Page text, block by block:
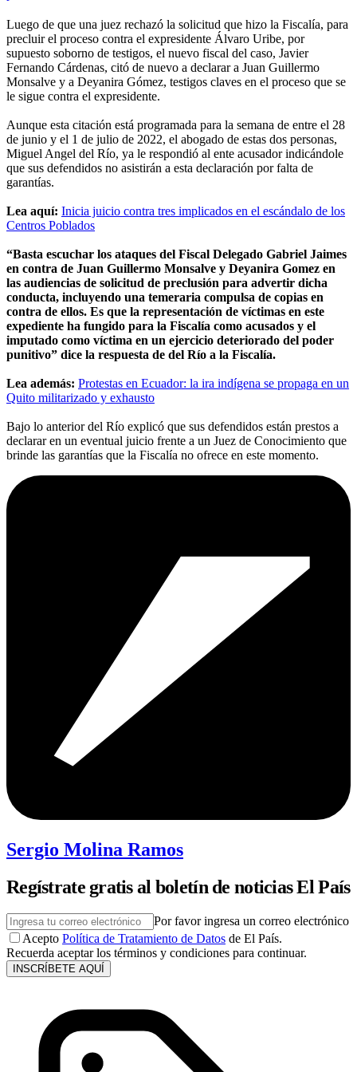
Luego de que una juez rechazó la solicitud que hizo la Fiscalía, para
precluir el proceso contra el expresidente Álvaro Uribe, por
supuesto soborno de testigos, el nuevo fiscal del caso, Javier
Fernando Cárdenas, citó de nuevo a declarar a Juan Guillermo
Monsalve y a Deyanira Gómez, testigos claves en el proceso que se
le sigue contra el expresidente.
Aunque esta citación está programada para la semana de entre el 28
de junio y el 1 de julio de 2022, el abogado de estas dos personas,
Miguel Angel del Río, ya le respondió al ente acusador indicándole
que sus defendidos no asistirán a esta declaración por falta de
garantías.
Lea aquí: Inicia juicio contra tres implicados en el escándalo de los
Centros Poblados
“Basta escuchar los ataques del Fiscal Delegado Gabriel Jaimes
en contra de Juan Guillermo Monsalve y Deyanira Gomez en
las audiencias de solicitud de preclusión para advertir dicha
conducta, incluyendo una temeraria compulsa de copias en
contra de ellos. Es que la representación de víctimas en este
expediente ha fungido para la Fiscalía como acusados y el
imputado como víctima en un ejercicio deteriorado del poder
punitivo” dice la respuesta de del Río a la Fiscalía.
Lea además: Protestas en Ecuador: la ira indígena se propaga en un
Quito militarizado y exhausto
Bajo lo anterior del Río explicó que sus defendidos están prestos a
declarar en un eventual juicio frente a un Juez de Conocimiento que
brinde las garantías que la Fiscalía no ofrece en este momento.
Sergio Molina Ramos
Regístrate gratis al boletín de noticias El País
Por favor ingresa un correo electrónico
Acepto Política de Tratamiento de Datos de El País.
Recuerda aceptar los términos y condiciones para continuar.
INSCRÍBETE AQUÍ